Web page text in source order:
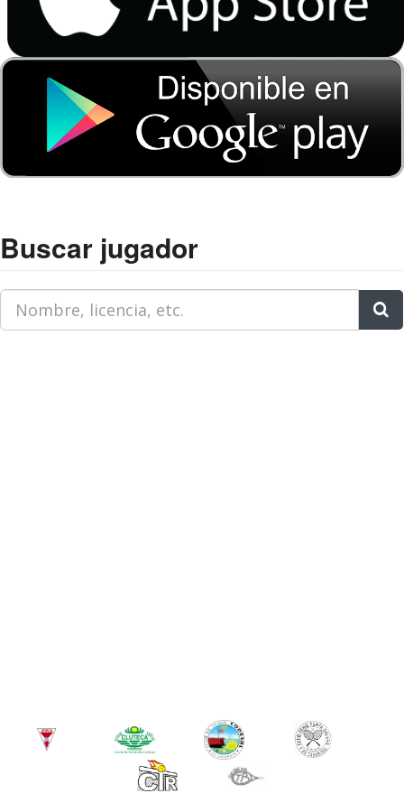
Buscar jugador